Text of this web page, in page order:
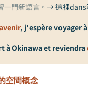
一門新語言。 → 這裡
, j'espère voyager
à Okinawa et reviendra
空間概念